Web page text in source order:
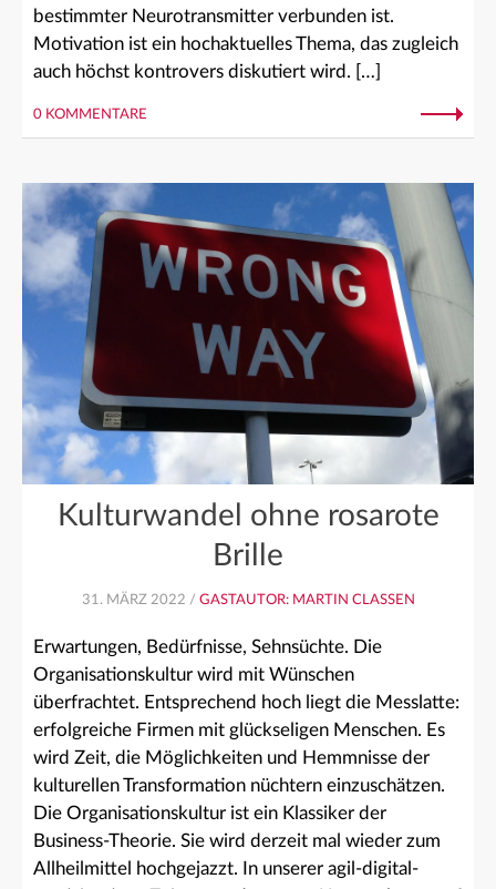
bestimmter Neurotransmitter verbunden ist.
Motivation ist ein hochaktuelles Thema, das zugleich
auch höchst kontrovers diskutiert wird. […]
0 KOMMENTARE
Kulturwandel ohne rosarote
Brille
31. MÄRZ 2022 / GASTAUTOR: MARTIN CLASSEN
Erwartungen, Bedürfnisse, Sehnsüchte. Die
Organisationskultur wird mit Wünschen
überfrachtet. Entsprechend hoch liegt die Messlatte:
erfolgreiche Firmen mit glückseligen Menschen. Es
wird Zeit, die Möglichkeiten und Hemmnisse der
kulturellen Transformation nüchtern einzuschätzen.
Die Organisationskultur ist ein Klassiker der
Business-Theorie. Sie wird derzeit mal wieder zum
Allheilmittel hochgejazzt. In unserer agil-digital-